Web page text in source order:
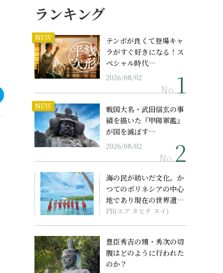
ランキング
NEW
テンポが良くて登場キャ
ラがすぐ好きになる！ス
ペシャル時代…
2026/08/02
No.
NEW
戦国大名・武田信玄の事
績を描いた『甲陽軍鑑』
が国を滅ぼす…
2026/08/02
No.
海の民が紡いだ文化。か
つてのポリネシアの中心
地であり現在の世界遺産
からみえてくる...
PR(エア タヒチ ヌイ)
豊臣秀吉の甥・秀次の切
腹はどのように行われた
のか？